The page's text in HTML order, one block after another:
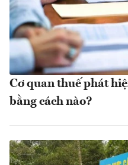
Cơ quan thuế phát
bằng cách nào?